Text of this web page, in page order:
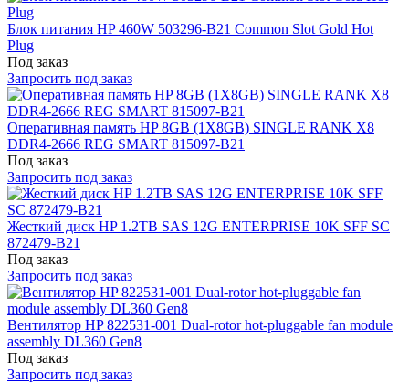
Блок питания HP 460W 503296-B21 Common Slot Gold Hot
Plug
Под заказ
Запросить под заказ
Оперативная память HP 8GB (1X8GB) SINGLE RANK X8
DDR4-2666 REG SMART 815097-B21
Под заказ
Запросить под заказ
Жесткий диск HP 1.2TB SAS 12G ENTERPRISE 10K SFF SC
872479-B21
Под заказ
Запросить под заказ
Вентилятор HP 822531-001 Dual-rotor hot-pluggable fan module
assembly DL360 Gen8
Под заказ
Запросить под заказ